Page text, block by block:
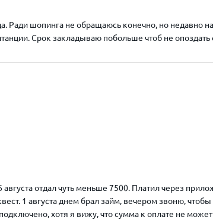
Ради шопинга не обращаюсь конечно, но недавно
Срок закладываю побольше чтоб не опоздать
отдал чуть меньше 7500. Платил через
1 августа днем брал займ, вечером звоню,
хотя я вижу, что сумма к оплате не